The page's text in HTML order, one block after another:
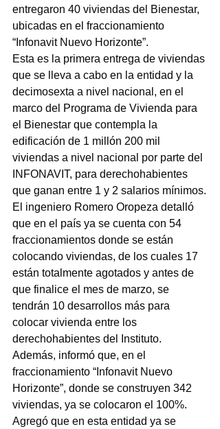
entregaron 40 viviendas del Bienestar,
ubicadas en el fraccionamiento
“Infonavit Nuevo Horizonte”.
Esta es la primera entrega de viviendas
que se lleva a cabo en la entidad y la
decimosexta a nivel nacional, en el
marco del Programa de Vivienda para
el Bienestar que contempla la
edificación de 1 millón 200 mil
viviendas a nivel nacional por parte del
INFONAVIT, para derechohabientes
que ganan entre 1 y 2 salarios mínimos.
El ingeniero Romero Oropeza detalló
que en el país ya se cuenta con 54
fraccionamientos donde se están
colocando viviendas, de los cuales 17
están totalmente agotados y antes de
que finalice el mes de marzo, se
tendrán 10 desarrollos más para
colocar vivienda entre los
derechohabientes del Instituto.
Además, informó que, en el
fraccionamiento “Infonavit Nuevo
Horizonte”, donde se construyen 342
viviendas, ya se colocaron el 100%.
Agregó que en esta entidad ya se